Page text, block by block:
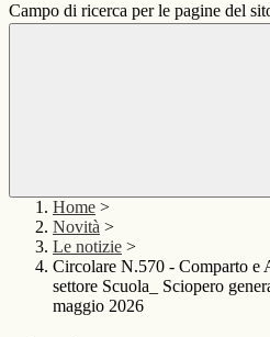
Campo di ricerca per le pagine del
Home >
Novità >
Le notizie >
Circolare N.570 - Comparto e
settore Scuola_ Sciopero
maggio 2026